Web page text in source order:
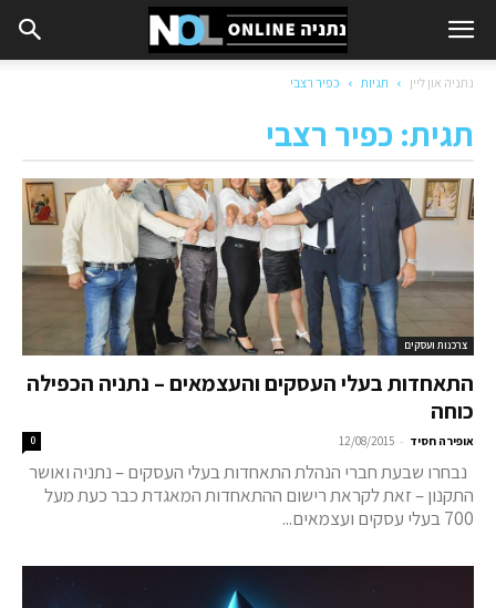
נתניה און ליין תגיות כפיר רצבי
תגית: כפיר רצבי
צרכנות ועסקים
התאחדות בעלי העסקים והעצמאים – נתניה הכפילה
כוחה
אופירה חסיד -
12/08/2015
0
נבחרו שבעת חברי הנהלת התאחדות בעלי העסקים – נתניה ואושר
התקנון – זאת לקראת רישום ההתאחדות המאגדת כבר כעת מעל
700 בעלי עסקים ועצמאים...